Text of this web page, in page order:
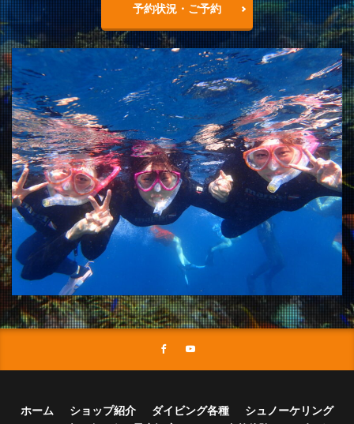
予約状況・ご予約
ホーム ショップ紹介 ダイビング各種
シュノーケリング